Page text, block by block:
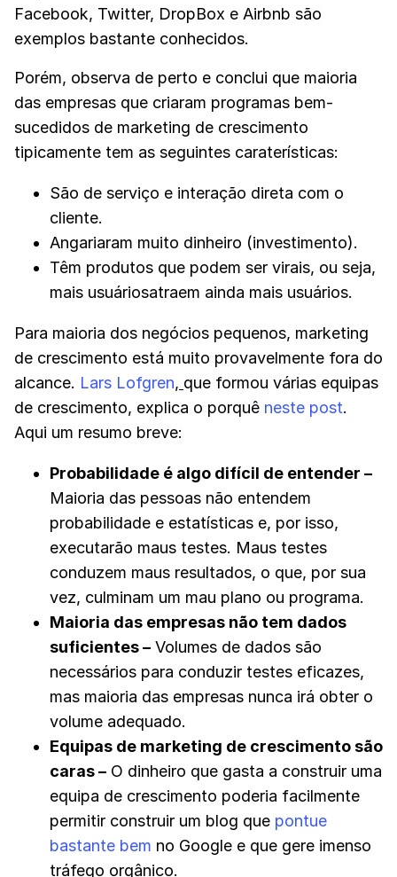
Facebook, Twitter, DropBox e Airbnb são
exemplos bastante conhecidos.
Porém, observa de perto e conclui que maioria
das empresas que criaram programas bem-
sucedidos de marketing de crescimento
tipicamente tem as seguintes caraterísticas:
São de serviço e interação direta com o
cliente.
Angariaram muito dinheiro (investimento).
Têm produtos que podem ser virais, ou seja,
mais usuáriosatraem ainda mais usuários.
Para maioria dos negócios pequenos, marketing
de crescimento está muito provavelmente fora do
alcance. Lars Lofgren, que formou várias equipas
de crescimento, explica o porquê neste post.
Aqui um resumo breve:
Probabilidade é algo difícil de entender –
Maioria das pessoas não entendem
probabilidade e estatísticas e, por isso,
executarão maus testes. Maus testes
conduzem maus resultados, o que, por sua
vez, culminam um mau plano ou programa.
Maioria das empresas não tem dados
suficientes– Volumes de dados são
necessários para conduzir testes eficazes,
mas maioria das empresas nunca irá obter o
volume adequado.
Equipas de marketing de crescimento são
caras– O dinheiro que gasta a construir uma
equipa de crescimento poderia facilmente
permitir construir um blog que pontue
bastante bem no Google e que gere imenso
tráfego orgânico.